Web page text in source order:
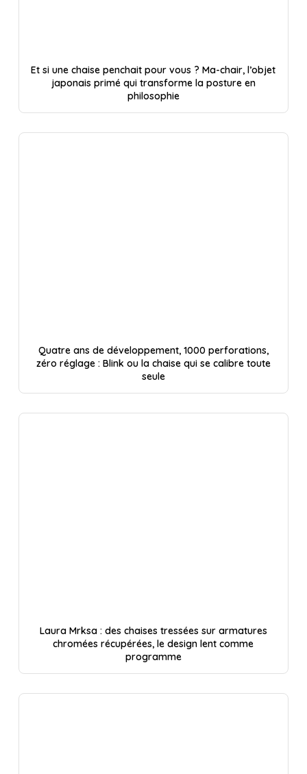
Et si une chaise penchait pour vous ? Ma-chair, l’objet
japonais primé qui transforme la posture en
philosophie
Quatre ans de développement, 1000 perforations,
zéro réglage : Blink ou la chaise qui se calibre toute
seule
Laura Mrksa : des chaises tressées sur armatures
chromées récupérées, le design lent comme
programme